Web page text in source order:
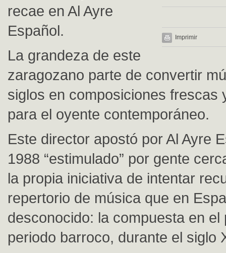
Imprimir
recae en Al Ayre
Español.
La grandeza de este
zaragozano parte de convertir
siglos en composiciones frescas
para el oyente contemporáneo.
Este director apostó por Al Ayre
1988 “estimulado” por gente
la propia iniciativa de intentar
repertorio de música que en
desconocido: la compuesta en el
periodo barroco, durante el siglo